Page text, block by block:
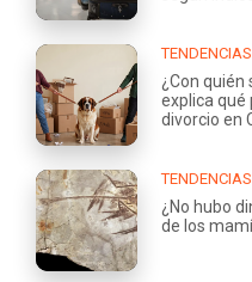
TENDENCIAS
¿Con quién
explica qué
divorcio en
TENDENCIAS
¿No hubo
de los